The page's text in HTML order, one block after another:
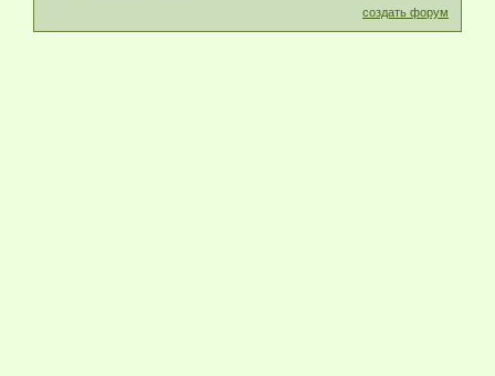
создать форум